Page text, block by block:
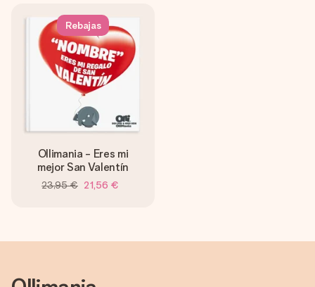
Rebajas
Ollimania - Eres mi
mejor San Valentín
23,95 € 21,56 €